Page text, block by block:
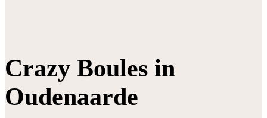
Crazy Boules in
Oudenaarde